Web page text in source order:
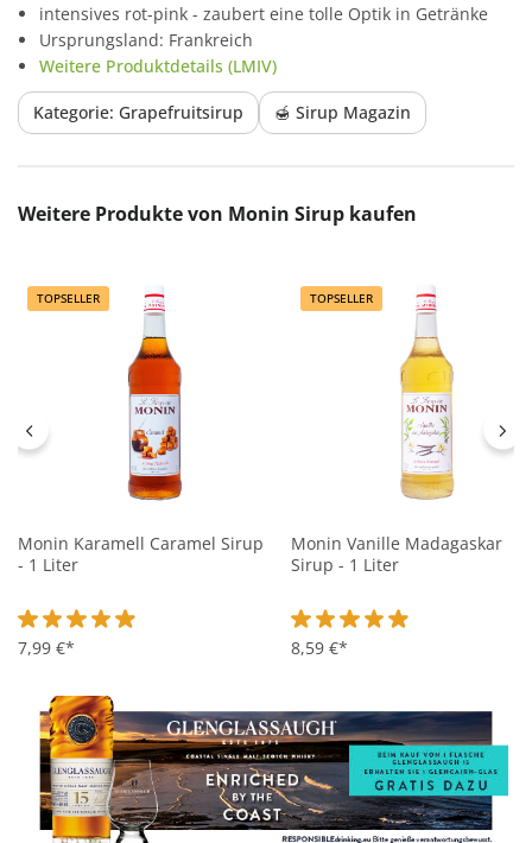
intensives rot-pink - zaubert eine tolle Optik in Getränke
Ursprungsland: Frankreich
Weitere Produktdetails (LMIV)
Kategorie: Grapefruitsirup 🍯 Sirup Magazin
Produktgalerie überspringen
Weitere Produkte von Monin Sirup kaufen
TOPSELLER
Monin Karamell Caramel Sirup
- 1 Liter
Durchschnittliche Bewertung von 4.9 von 5 Sternen
7,99 €*
TOPSELLER
Monin Vanille Madagaskar
Sirup - 1 Liter
Durchschnittliche
8,59 €*